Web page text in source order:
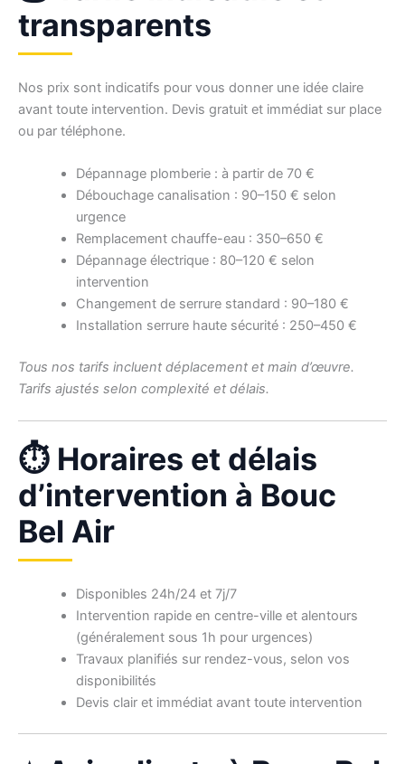
transparents
Nos prix sont indicatifs pour vous donner une idée claire
avant toute intervention. Devis gratuit et immédiat sur place
ou par téléphone.
Dépannage plomberie : à partir de 70 €
Débouchage canalisation : 90–150 € selon
urgence
Remplacement chauffe-eau : 350–650 €
Dépannage électrique : 80–120 € selon
intervention
Changement de serrure standard : 90–180 €
Installation serrure haute sécurité : 250–450 €
Tous nos tarifs incluent déplacement et main d’œuvre.
Tarifs ajustés selon complexité et délais.
⏱ Horaires et délais
d’intervention à Bouc
Bel Air
Disponibles 24h/24 et 7j/7
Intervention rapide en centre-ville et alentours
(généralement sous 1h pour urgences)
Travaux planifiés sur rendez-vous, selon vos
disponibilités
Devis clair et immédiat avant toute intervention